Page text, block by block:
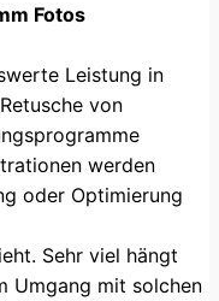
Fotos
Leistung in
von
werden
oder Optimierung
Sehr viel hängt
Umgang mit solchen